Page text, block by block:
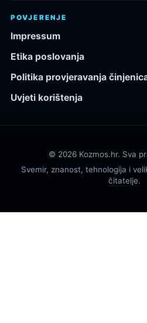
POVJERENJE
Impressum
Etika poslovanja
Politika provjeravanja
Uvjeti korištenja
© 2026 Kozmos.hr. Sva
Svemir, znanost, tehnologija i
čitatelje.